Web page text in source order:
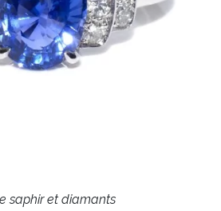
saphir et diamants